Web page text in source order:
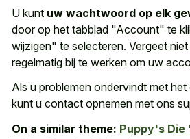
U kunt uw wachtwoord op elk
door op het tabblad "Account" te
wijzigen" te selecteren. Vergeet
regelmatig bij te werken om uw
Als u problemen ondervindt met
kunt u contact opnemen met ons
On a similar theme: Puppy's Die